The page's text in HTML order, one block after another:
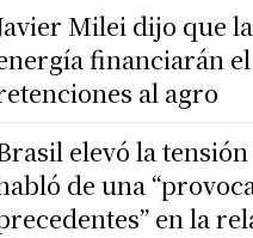
Milei dijo que
financiarán
al agro
elevó la
de una
en la